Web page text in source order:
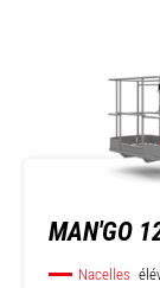
MAN'GO
Nacelles